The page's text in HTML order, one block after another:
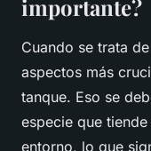
importante?
Cuando se trata
aspectos más
tanque. Eso se
especie que
entorno, lo que